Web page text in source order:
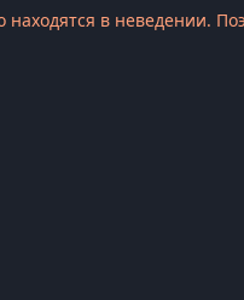
в неведении.